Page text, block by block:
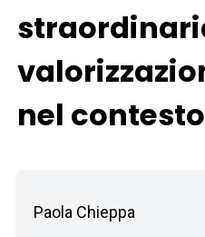
nel
Paola Chieppa